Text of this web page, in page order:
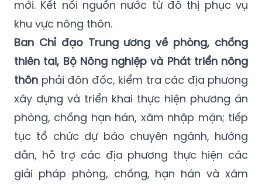
nước tập trung lồng ghép vào Chương trình
mục tiêu Quốc gia về xây dựng nông thôn
mới. Kết nối nguồn nước từ đô thị phục vụ
khu vực nông thôn.
Ban Chỉ đạo Trung ương về phòng, chống
thiên tai, Bộ Nông nghiệp và Phát triển nông
thônphải đôn đốc, kiểm tra các địa phương
xây dựng và triển khai thực hiện phương án
phòng, chống hạn hán, xâm nhập mặn; tiếp
tục tổ chức dự báo chuyên ngành, hướng